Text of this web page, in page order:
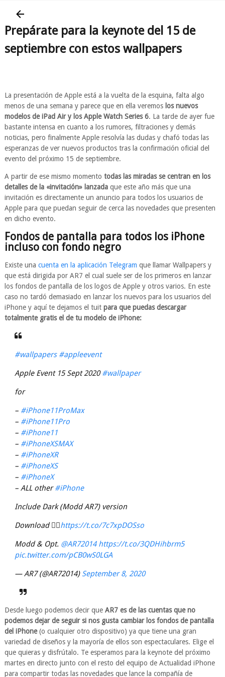
Prepárate para la keynote del 15 de
septiembre con estos wallpapers
La presentación de Apple está a la vuelta de la esquina, falta algo
menos de una semana y parece que en ella veremos los nuevos
modelos de iPad Air y los Apple Watch Series 6. La tarde de ayer fue
bastante intensa en cuanto a los rumores, filtraciones y demás
noticias, pero finalmente Apple resolvía las dudas y chafó todas las
esperanzas de ver nuevos productos tras la confirmación oficial del
evento del próximo 15 de septiembre.
A partir de ese mismo momento todas las miradas se centran en los
detalles de la «invitación» lanzadaque este año más que una
invitación es directamente un anuncio para todos los usuarios de
Apple para que puedan seguir de cerca las novedades que presenten
en dicho evento.
Fondos de pantalla para todos los iPhone
incluso con fondo negro
Existe una cuenta en la aplicación Telegram que llamar Wallpapers y
que está dirigida por AR7 el cual suele ser de los primeros en lanzar
los fondos de pantalla de los logos de Apple y otros varios. En este
caso no tardó demasiado en lanzar los nuevos para los usuarios del
iPhone y aquí te dejamos el tuit para que puedas descargar
totalmente gratis el de tu modelo de iPhone:
#wallpapers #appleevent
Apple Event 15 Sept 2020#wallpaper
for
– #iPhone11ProMax
– #iPhone11Pro
– #iPhone11
– #iPhoneXSMAX
– #iPhoneXR
– #iPhoneXS
– #iPhoneX
– ALL other#iPhone
Include Dark (Modd AR7) version
Download 👇🏻https://t.co/7c7xpDOSso
Modd & Opt. @AR72014 https://t.co/3QDHihbrm5
pic.twitter.com/pCB0wS0LGA
— AR7 (@AR72014) September 8, 2020
Desde luego podemos decir que AR7 es de las cuentas que no
podemos dejar de seguir si nos gusta cambiar los fondos de pantalla
del iPhone(o cualquier otro dispositivo) ya que tiene una gran
variedad de diseños y la mayoría de ellos son espectaculares. Elige el
que quieras y disfrútalo. Te esperamos para la keynote del próximo
martes en directo junto con el resto del equipo de Actualidad iPhone
para compartir todas las novedades que lance la compañía de